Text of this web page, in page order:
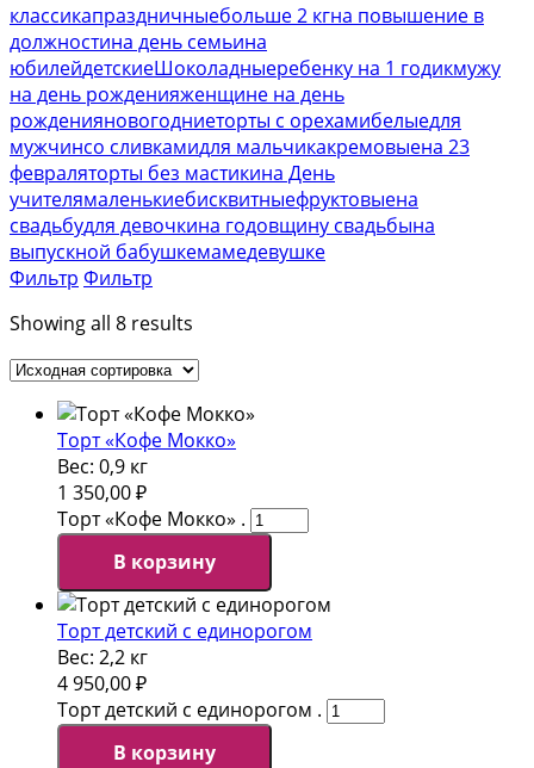
классикапраздничныебольше 2 кгна повышение в
должностина день семьина
юбилейдетскиеШоколадныеребенку на 1 годикмужу
на день рожденияженщине на день
рожденияновогодниеторты с орехамибелыедля
мужчинсо сливкамидля мальчикакремовыена 23
февраляторты без мастикина День
учителямаленькиебисквитныефруктовыена
свадьбудля девочкина годовщину свадьбына
выпускной бабушкемамедевушке
Фильтр Фильтр
Showing all 8 results
Торт «Кофе Мокко»
Вес: 0,9 кг
1 350,00₽
Торт «Кофе Мокко» .
В корзину
Торт детский с единорогом
Вес: 2,2 кг
4 950,00₽
Торт детский с единорогом .
В корзину